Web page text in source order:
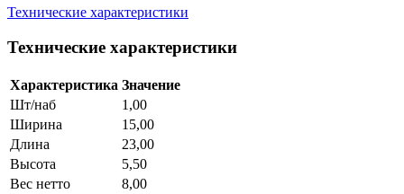
Технические характеристики
Технические характеристики
Характеристика Значение
Шт/наб
1,00
Ширина
15,00
Длина
23,00
Высота
5,50
Вес нетто
8,00